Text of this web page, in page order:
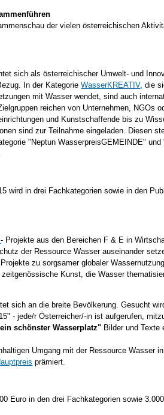
der vielen österreichischen
sich als österreichischer Umwelt- und
In der KategorieWasserKREATIV, die
mit Wasser wendet, sind auch
reichen von Unternehmen, NGOs
und Kunstschaffende bis zu
sind zur Teilnahme eingeladen. Diesen
"Neptun WasserpreisGEMEINDE"
wird in drei Fachkategorien sowie in den
- Projekte aus den Bereichen F & E in
der Ressource Wasser auseinander
zu sorgsamer globaler Wassernutzung
zeitgenössische Kunst, die Wasser
sich an die breite Bevölkerung. Gesucht
- jede/r Österreicher/-in ist aufgerufen,
schönster Wasserplatz" Bilder und Texte
Umgang mit der Ressource Wasser
prämiert.
Euro in den drei Fachkategorien sowie